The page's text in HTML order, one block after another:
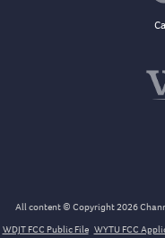
All content © Copyright 2026
WDJT FCC Public File WYTU FCC